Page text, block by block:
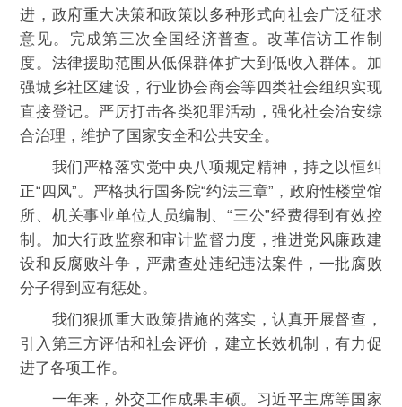
进，政府重大决策和政策以多种形式向社会广泛征求
意见。完成第三次全国经济普查。改革信访工作制
度。法律援助范围从低保群体扩大到低收入群体。加
强城乡社区建设，行业协会商会等四类社会组织实现
直接登记。严厉打击各类犯罪活动，强化社会治安综
合治理，维护了国家安全和公共安全。
我们严格落实党中央八项规定精神，持之以恒纠
正“四风”。严格执行国务院“约法三章”，政府性楼堂馆
所、机关事业单位人员编制、“三公”经费得到有效控
制。加大行政监察和审计监督力度，推进党风廉政建
设和反腐败斗争，严肃查处违纪违法案件，一批腐败
分子得到应有惩处。
我们狠抓重大政策措施的落实，认真开展督查，
引入第三方评估和社会评价，建立长效机制，有力促
进了各项工作。
一年来，外交工作成果丰硕。习近平主席等国家